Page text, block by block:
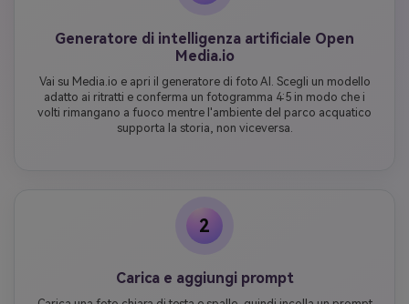
Generatore di intelligenza artificiale Open
Media.io
Vai su Media.io e apri il generatore di foto AI. Scegli un modello
adatto ai ritratti e conferma un fotogramma 4:5 in modo che i
volti rimangano a fuoco mentre l'ambiente del parco acquatico
supporta la storia, non viceversa.
2
Carica e aggiungi prompt